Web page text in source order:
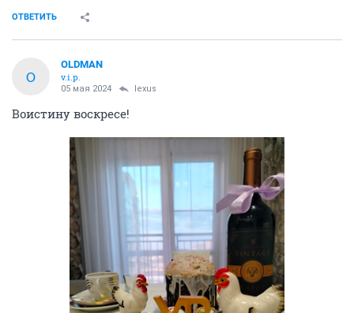
ОТВЕТИТЬ
O
OLDMAN
v.i.p.
05 мая 2024 lexus
Воистину воскресе!